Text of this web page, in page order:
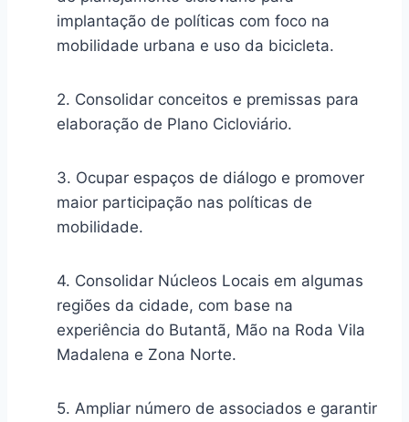
implantação de políticas com foco na
mobilidade urbana e uso da bicicleta.
2. Consolidar conceitos e premissas para
elaboração de Plano Cicloviário.
3. Ocupar espaços de diálogo e promover
maior participação nas políticas de
mobilidade.
4. Consolidar Núcleos Locais em algumas
regiões da cidade, com base na
experiência do Butantã, Mão na Roda Vila
Madalena e Zona Norte.
5. Ampliar número de associados e garantir